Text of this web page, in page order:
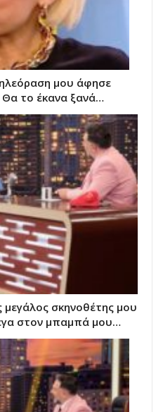
μου άφησε
το έκανα ξανά…
σκηνοθέτης μου
στον μπαμπά μου…